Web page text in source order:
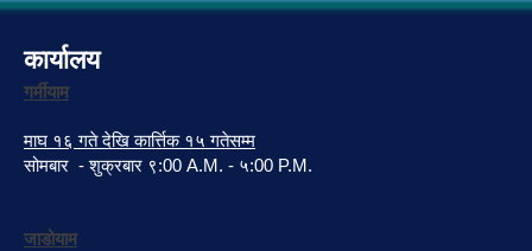
कार्यालय
गर्मीयाम
माघ १६ गते देखि कार्त्तिक १५ गतेसम्म
सोमबार - शुक्रबार ९:00 A.M. - ५:00 P.M.
जाडोयाम